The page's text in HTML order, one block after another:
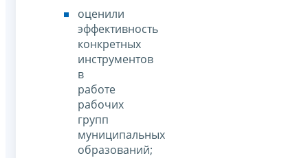
оценили
эффективность
конкретных
инструментов
в
работе
рабочих
групп
муниципальных
образований;